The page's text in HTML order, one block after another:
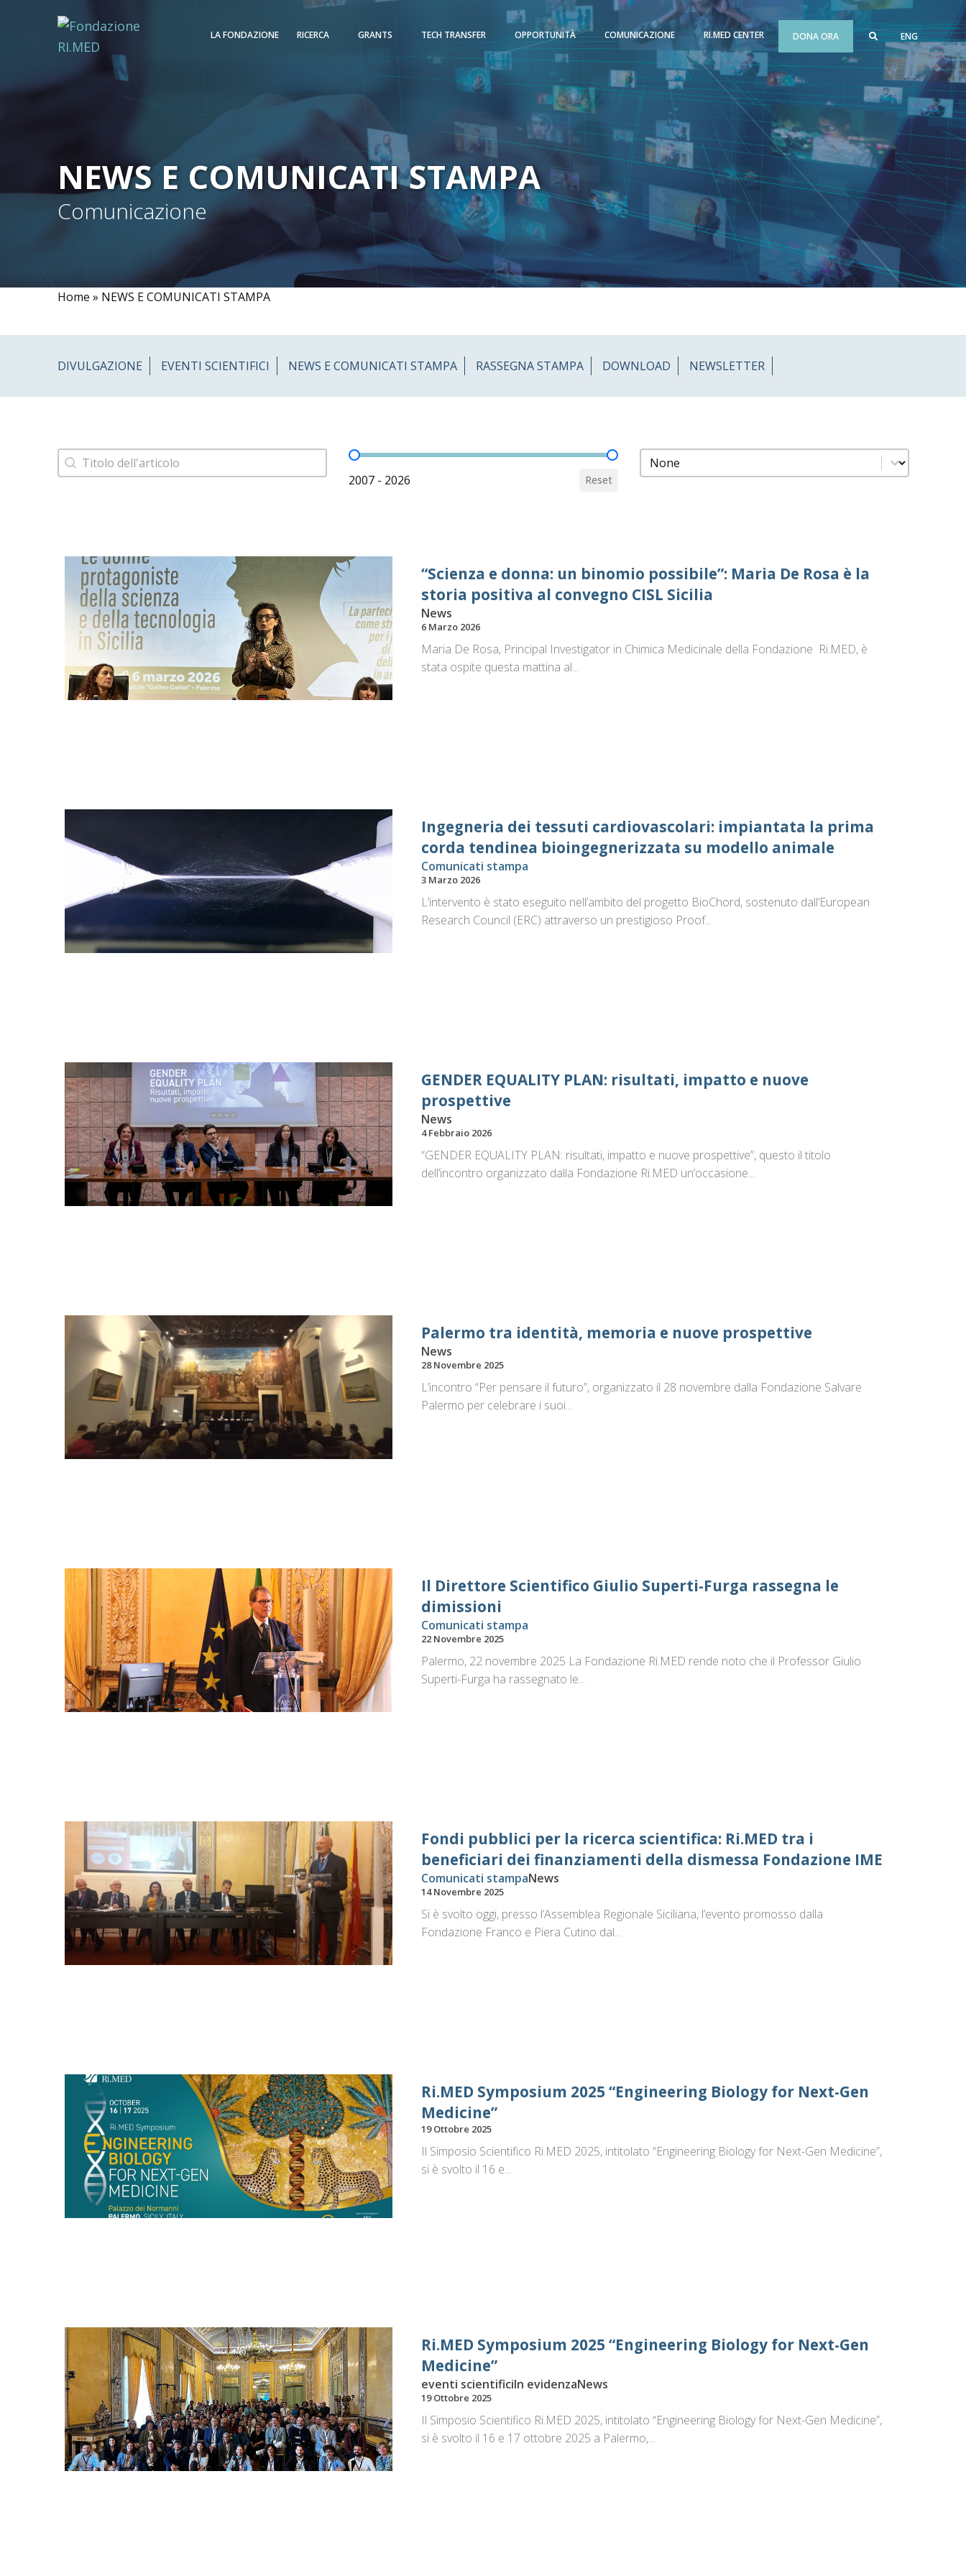
LA FONDAZIONE RICERCA GRANTS TECH TRANSFER OPPORTUNITÀ COMUNICAZIONE RI.MED CENTER DONA ORA ENG
NEWS E COMUNICATI STAMPA
Comunicazione
Home » NEWS E COMUNICATI STAMPA
DIVULGAZIONE EVENTI SCIENTIFICI NEWS E COMUNICATI STAMPA RASSEGNA STAMPA DOWNLOAD NEWSLETTER
filtro news titolo
Search content Ricerca per data
2007 - 2026 Reset
filtro news comunicati
Select content
“Scienza e donna: un binomio possibile”: Maria De Rosa è la
storia positiva al convegno CISL Sicilia
News
6 Marzo 2026
Maria De Rosa, Principal Investigator in Chimica Medicinale della Fondazione Ri.MED, è
stata ospite questa mattina al...
Ingegneria dei tessuti cardiovascolari: impiantata la prima
corda tendinea bioingegnerizzata su modello animale
Comunicati stampa
3 Marzo 2026
L’intervento è stato eseguito nell’ambito del progetto BioChord, sostenuto dall’European
Research Council (ERC) attraverso un prestigioso Proof...
GENDER EQUALITY PLAN: risultati, impatto e nuove
prospettive
News
4 Febbraio 2026
“GENDER EQUALITY PLAN: risultati, impatto e nuove prospettive”, questo il titolo
dell’incontro organizzato dalla Fondazione Ri.MED un’occasione...
Palermo tra identità, memoria e nuove prospettive
News
28 Novembre 2025
L’incontro “Per pensare il futuro”, organizzato il 28 novembre dalla Fondazione Salvare
Palermo per celebrare i suoi...
Il Direttore Scientifico Giulio Superti-Furga rassegna le
dimissioni
Comunicati stampa
22 Novembre 2025
Palermo, 22 novembre 2025 La Fondazione Ri.MED rende noto che il Professor Giulio
Superti-Furga ha rassegnato le...
Fondi pubblici per la ricerca scientifica: Ri.MED tra i
beneficiari dei finanziamenti della dismessa Fondazione IME
Comunicati stampaNews
14 Novembre 2025
Si è svolto oggi, presso l’Assemblea Regionale Siciliana, l’evento promosso dalla
Fondazione Franco e Piera Cutino dal...
Ri.MED Symposium 2025 “Engineering Biology for Next-Gen
Medicine”
19 Ottobre 2025
Il Simposio Scientifico Ri.MED 2025, intitolato “Engineering Biology for Next-Gen Medicine”,
si è svolto il 16 e...
Ri.MED Symposium 2025 “Engineering Biology for Next-Gen
Medicine”
eventi scientificiIn evidenzaNews
19 Ottobre 2025
Il Simposio Scientifico Ri.MED 2025, intitolato “Engineering Biology for Next-Gen Medicine”,
si è svolto il 16 e 17 ottobre 2025 a Palermo,...